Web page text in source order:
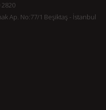
2820
Ap. No:77/1 Beşiktaş - İstanbul